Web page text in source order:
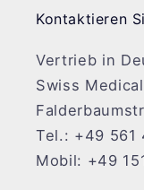
Kontaktieren
Vertrieb in
Swiss
Tel.: +49 561
Mobil: +49